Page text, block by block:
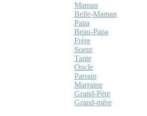
Maman
Belle-Maman
Papa
Beau-Papa
Frère
Soeur
Tante
Oncle
Parrain
Marraine
Grand-Père
Grand-mère